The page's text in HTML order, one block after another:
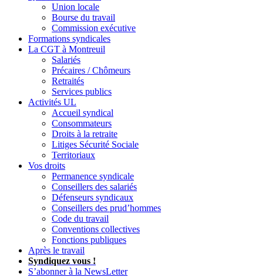
Union locale
Bourse du travail
Commission exécutive
Formations syndicales
La CGT à Montreuil
Salariés
Précaires / Chômeurs
Retraités
Services publics
Activités UL
Accueil syndical
Consommateurs
Droits à la retraite
Litiges Sécurité Sociale
Territoriaux
Vos droits
Permanence syndicale
Conseillers des salariés
Défenseurs syndicaux
Conseillers des prud’hommes
Code du travail
Conventions collectives
Fonctions publiques
Après le travail
Syndiquez vous !
S’abonner à la NewsLetter